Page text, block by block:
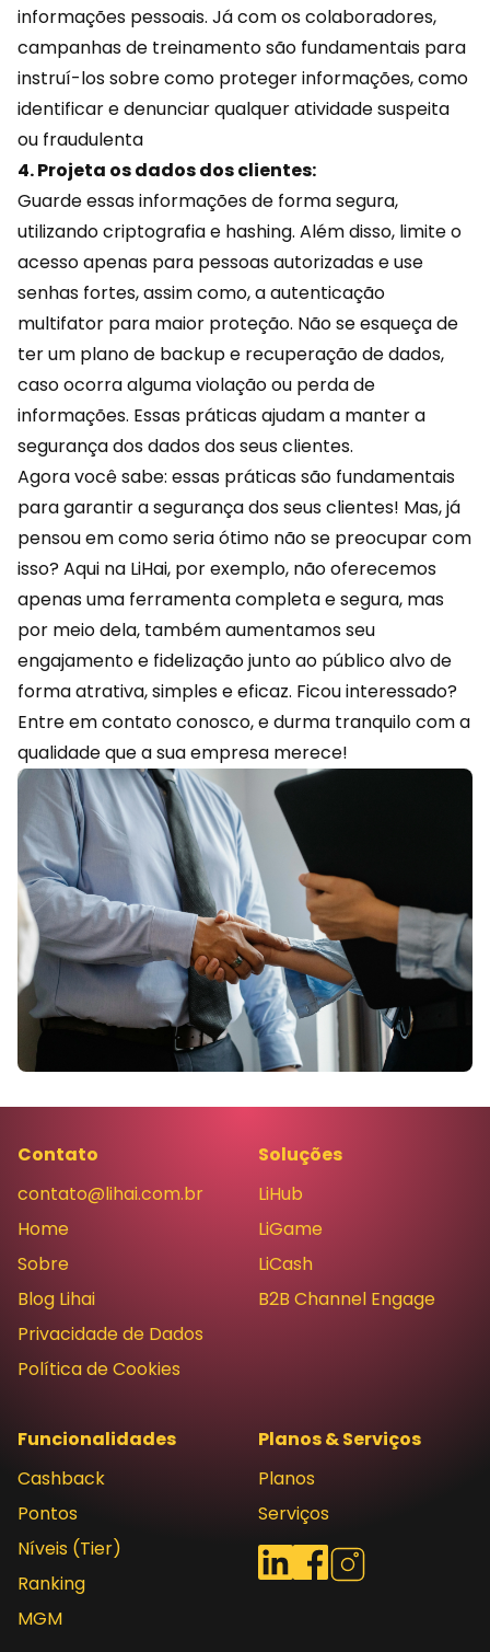
informações pessoais. Já com os colaboradores,
campanhas de treinamento são fundamentais para
instruí-los sobre como proteger informações, como
identificar e denunciar qualquer atividade suspeita
ou fraudulenta
4. Projeta os dados dos clientes:
Guarde essas informações de forma segura,
utilizando criptografia e hashing. Além disso, limite o
acesso apenas para pessoas autorizadas e use
senhas fortes, assim como, a autenticação
multifator para maior proteção. Não se esqueça de
ter um plano de backup e recuperação de dados,
caso ocorra alguma violação ou perda de
informações. Essas práticas ajudam a manter a
segurança dos dados dos seus clientes.
Agora você sabe: essas práticas são fundamentais
para garantir a segurança dos seus clientes! Mas, já
pensou em como seria ótimo não se preocupar com
isso? Aqui na LiHai, por exemplo, não oferecemos
apenas uma ferramenta completa e segura, mas
por meio dela, também aumentamos seu
engajamento e fidelização junto ao público alvo de
forma atrativa, simples e eficaz. Ficou interessado?
Entre em contatoconosco, e durma tranquilo com a
qualidade que a sua empresa merece!
Contato
contato@lihai.com.br
Home
Sobre
Blog Lihai
Privacidade de Dados
Política de Cookies
Soluções
LiHub
LiGame
LiCash
B2B Channel Engage
Funcionalidades
Cashback
Pontos
Níveis (Tier)
Ranking
MGM
Planos & Serviços
Planos
Serviços
Redes sociais
LinkedInFacebook
Instagram